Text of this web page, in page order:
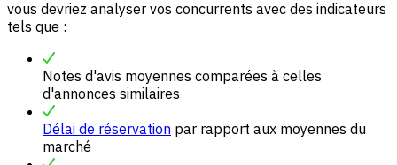
vous devriez analyser vos concurrents avec des indicateurs
tels que :
Notes d'avis moyennes comparées à celles
d'annonces similaires
Délai de réservation par rapport aux moyennes du
marché